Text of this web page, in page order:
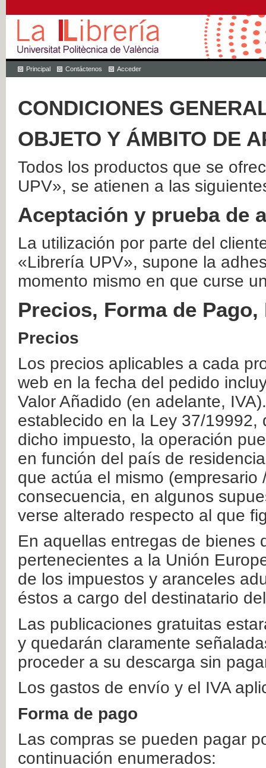
Principal Contáctenos Acceder
CONDICIONES
OBJETO Y ÁMBITO DE
Todos los productos que se
UPV», se atienen a las
Aceptación y prueba de
La utilización por parte del
«Librería UPV», supone la
momento mismo en que curse
Precios, Forma de
Precios
Los precios aplicables a cada
web en la fecha del pedido
Valor Añadido (en adelante,
establecido en la Ley 37/
dicho impuesto, la operación
en función del país de
que actúa el mismo
consecuencia, en algunos
verse alterado respecto al que
En aquellas entregas de bienes
pertenecientes a la Unión
de los impuestos y aranceles
éstos a cargo del destinatario
Las publicaciones gratuitas
y quedarán claramente
proceder a su descarga sin
Los gastos de envío y el IVA
Forma de pago
Las compras se pueden pagar
continuación enumerados: